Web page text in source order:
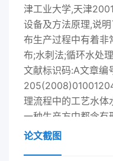
津工业大学,天津
设备及方法原理,说
布生产过程中有着非
布;水刺法;循环水处
文献标识码:A文章编
理流程中的工艺水体
一种生产方中都含有
是指比法,也称射流喷
论文截图